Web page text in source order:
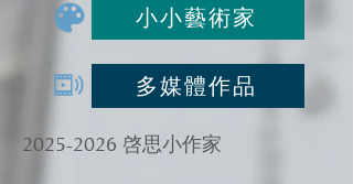
小小藝術家
多媒體作品
2025-2026 啓思小作家